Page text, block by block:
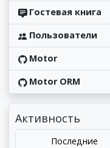
Гостевая книга
Пользователи
Motor
Motor ORM
Активность
Последние